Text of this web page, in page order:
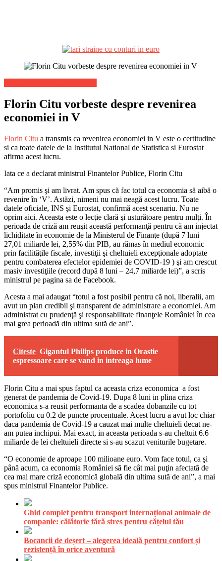
Florin Citu vorbeste despre revenirea
economiei in V
Florin Citu a transmis ca revenirea economiei in V este o certitudine
si ca toate datele de la Institutul National de Statistica si Eurostat
afirma acest lucru.
Iata ce a declarat ministrul Finantelor Publice, Florin Citu
“Am promis şi am livrat. Am spus că fac totul ca economia să aibă o
revenire în ‘V’. Astăzi, nimeni nu mai neagă acest lucru. Toate
datele oficiale, INS şi Eurostat, confirmă acest scenariu. Nu ne
oprim aici. Aceasta este o lecţie clară şi usturătoare pentru mulţi. În
perioada de criză am reuşit această performanţă pentru că am injectat
lichiditate în economie de la Ministerul de Finanţe (după 7 luni
27,01 miliarde lei, 2,55% din PIB, au rămas în mediul economic
prin facilităţile fiscale, investiţii şi cheltuieli excepţionale adoptate
pentru combaterea efectelor epidemiei de COVID-19 ) şi am crescut
masiv investiţiile (record după 8 luni – 24,7 miliarde lei)”, a scris
ministrul pe pagina sa de Facebook.
Acesta a mai adaugat “totul a fost posibil pentru că noi, liberalii, am
avut un plan credibil şi transparent de administrare a economiei. Am
administrat cu prudenţă şi responsabilitate finanţele României în cea
mai grea perioadă din ultima sută de ani”.
Citeste Gigantul Philips produce in Orastie
espressoare care se vand in intreaga lume
Florin Citu a mai spus faptul ca aceasta criza economica a fost
generat de pandemia de Covid-19. Dupa 8 luni in plina criza
economica s-a reusit performanta de a scadea dobanzile cu tot
portofoliu cu 0.2 de puncte procentuale. Acest lucru a avut loc chiar
daca pandemia de Covid-19 a cauzat mai multe cheltuieli decat ne-
am putea inchipui. Mai exact, in aceasta perioada s-au cheltuit 6.6
miliarde de lei cheltuieli directe si s-au scazut veniturile bugetare.
“O economie de aproape 100 milioane euro. Vom face totul, ca şi
până acum, ca economia României să fie cât mai puţin afectată de
cea mai mare criză economică globală din ultima sută de ani”, a mai
spus ministrul Finantelor Publice.
Ghid complet pentru transport internațional animale de
companie: călătorie fără stres pentru cățelul tău
Bocancii de deșert – alegerea ideală pentru confort și
rezistență în orice aventură